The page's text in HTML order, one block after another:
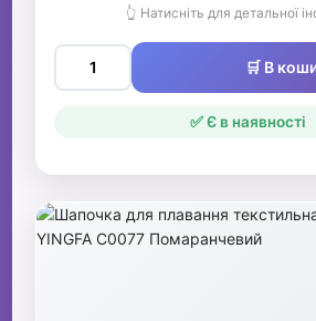
👆 Натисніть для детальної
🛒 В
✅ Є в наявності